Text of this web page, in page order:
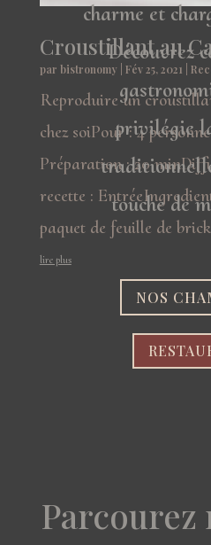
charme et
Découvrez
privilégie
touche de
NOS
Croustillant au
par bistronomy| Fév 25, 2021
Reproduire un
chez soiPour : 4
Préparation : 20
recette :
paquet de feuille de
lire plus